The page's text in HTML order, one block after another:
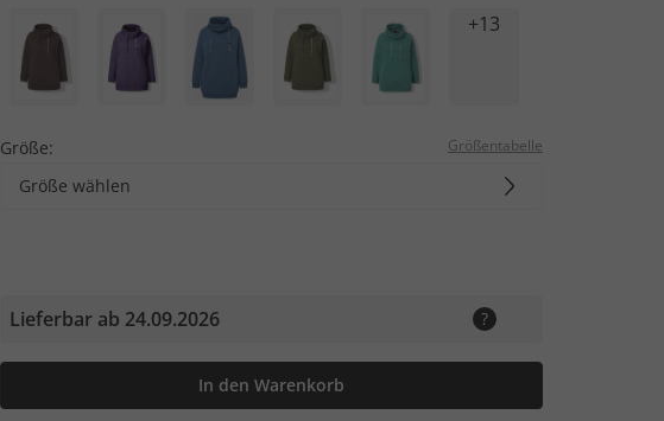
+13
Größe: Größentabelle
Größe wählen
Lieferbar ab 24.09.2026
In den Warenkorb